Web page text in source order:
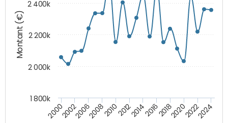
Montant (€)
200020022006200820102012201420162018202020222024
1 800k
2 000k
2 200k
2 400k